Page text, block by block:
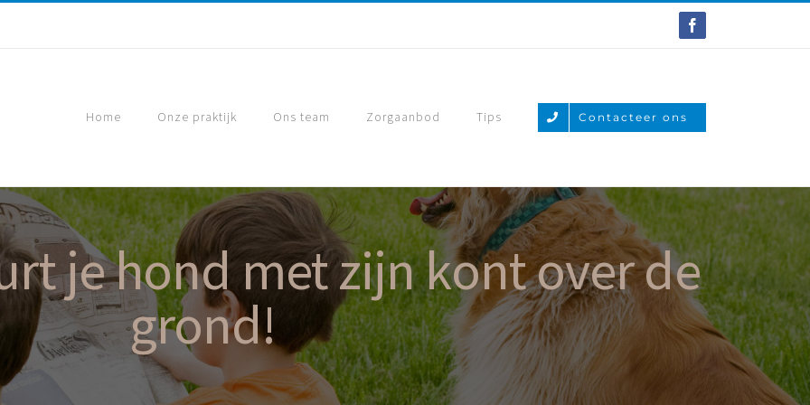
Facebook
Home Onze praktijk Ons team Zorgaanbod Tips Contacteer ons
je hond met zijn kont over de
grond!